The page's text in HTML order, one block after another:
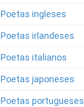
Poetas ingleses
Poetas irlandeses
Poetas italianos
Poetas japoneses
Poetas portugueses